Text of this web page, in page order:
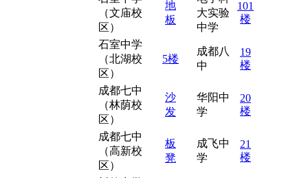
（文庙校
区）
地
板
大实验
中学
101
楼
石室中学
（北湖校
区）
5楼
成都八
中
19
楼
成都七中
（林荫校
区）
沙
发
华阳中
学
20
楼
成都七中
（高新校
区）
板
凳
成飞中
学
21
楼